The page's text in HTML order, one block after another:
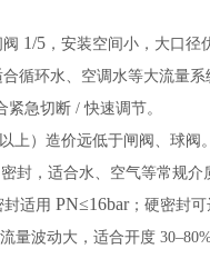
1/5 ，安装空间小，大口径
合循环水、空调水等大流量
紧急切断 /快速调节。
以上）造价远低于闸阀、球阀
密封，适合水、空气等常规介
封适用 PN≤16bar；硬密封
量波动大，适合开度